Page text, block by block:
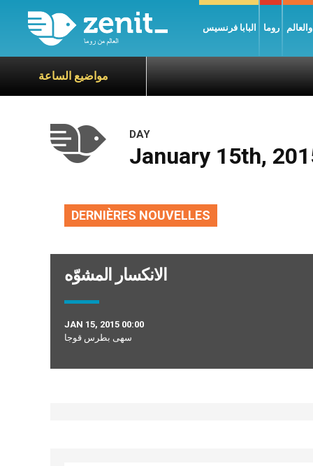
البابا فرنسيس روما
مواضيع الساعة
DAY
January 15th,
DERNIÈRES NOUVELLES
الانكسار المشوّه
JAN 15, 2015 00:00
سهى بطرس قوجا